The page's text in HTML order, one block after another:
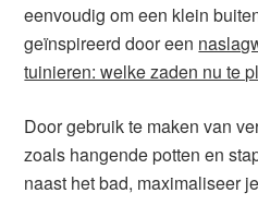
eenvoudig om een klein
geïnspireerd door een
tuinieren: welke zaden nu te
Door gebruik te maken van
zoals hangende potten en
naast het bad, maximaliseer